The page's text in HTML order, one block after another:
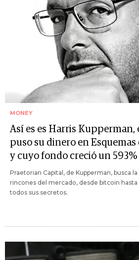
MONEY
Así es es Harris Kupperman,
puso su dinero en
y cuyo fondo creció un 593%
Praetorian Capital, de Kupperman, busca
rincones del mercado, desde bitcoin hasta
todos sus secretos.